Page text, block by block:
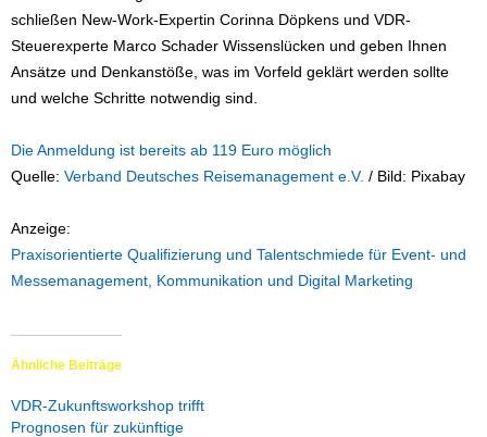
schließen New-Work-Expertin Corinna Döpkens und VDR-
Steuerexperte Marco Schader Wissenslücken und geben Ihnen
Ansätze und Denkanstöße, was im Vorfeld geklärt werden sollte
und welche Schritte notwendig sind.
Die Anmeldung ist bereits ab 119 Euro möglich
Quelle: Verband Deutsches Reisemanagement e.V. / Bild: Pixabay
Anzeige:
Praxisorientierte Qualifizierung und Talentschmiede für Event- und
Messemanagement, Kommunikation und Digital Marketing
Ähnliche Beiträge
VDR-Zukunftsworkshop trifft
Prognosen für zukünftige